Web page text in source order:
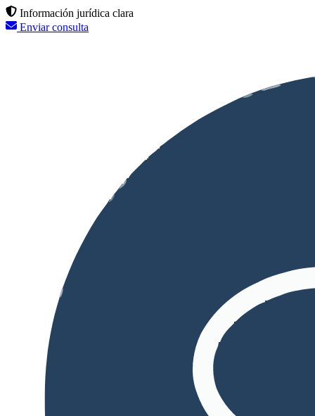
Información jurídica clara
Enviar consulta